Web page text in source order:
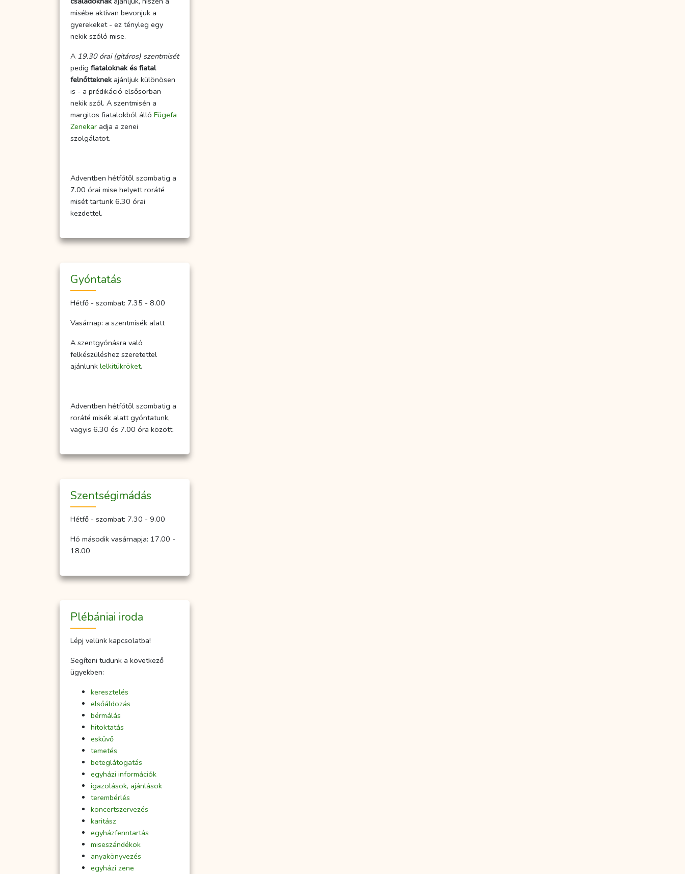
misébe aktívan bevonjuk a
gyerekeket - ez tényleg egy
nekik szóló mise.
A 19.30 órai (gitáros) szentmisét
pedig fiataloknak és fiatal
felnőtteknek ajánljuk különösen
is - a prédikáció elsősorban
nekik szól. A szentmisén a
margitos fiatalokból álló Fügefa
Zenekar adja a zenei
szolgálatot.
Adventben hétfőtől szombatig a
7.00 órai mise helyett roráté
misét tartunk 6.30 órai
kezdettel.
Gyóntatás
Hétfő - szombat: 7.35 - 8.00
Vasárnap: a szentmisék alatt
A szentgyónásra való
felkészüléshez szeretettel
ajánlunk lelkitükröket.
Adventben hétfőtől szombatig a
roráté misék alatt gyóntatunk,
vagyis 6.30 és 7.00 óra között.
Szent­ség­imá­dás
Hétfő - szombat: 7.30 - 9.00
Hó második vasárnapja: 17.00 -
18.00
Plébániai iroda
Lépj velünk kapcsolatba!
Segíteni tudunk a következő
ügyekben:
keresztelés
elsőáldozás
bérmálás
hitoktatás
esküvő
temetés
beteglátogatás
egyházi információk
igazolások, ajánlások
terembérlés
koncertszervezés
karitász
egyházfenntartás
miseszándékok
anyakönyvezés
egyházi zene